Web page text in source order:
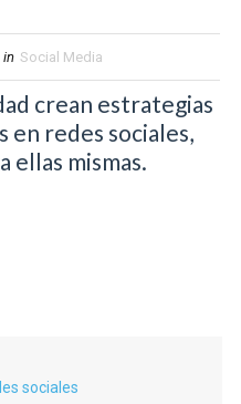
in Social Media
crean estrategias
en redes sociales,
ellas mismas.
sociales